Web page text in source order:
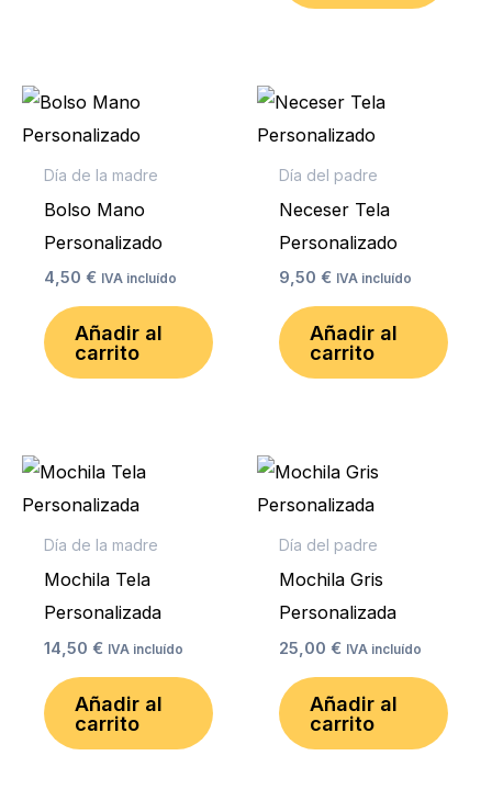
Día de la madre
Bolso Mano
Personalizado
4,50 € IVA incluído
Añadir al
carrito
Día del padre
Neceser Tela
Personalizado
9,50 € IVA incluído
Añadir al
carrito
Día de la madre
Mochila Tela
Personalizada
14,50 € IVA incluído
Añadir al
carrito
Día del padre
Mochila Gris
Personalizada
25,00 € IVA incluído
Añadir al
carrito